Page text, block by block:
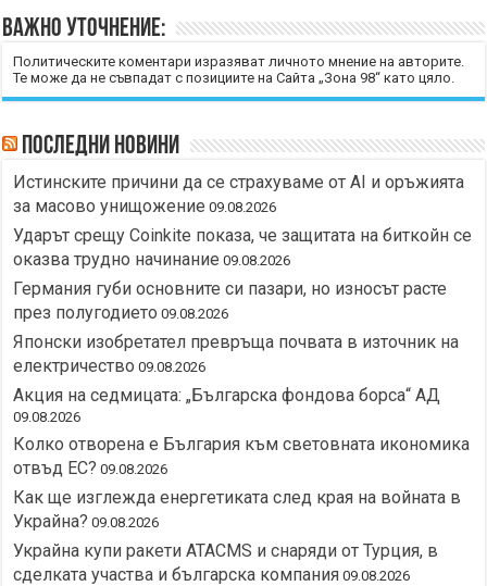
Важно уточнение:
Политическите коментари изразяват личното мнение на авторите.
Те може да не съвпадат с позициите на Сайта „Зона 98“ като цяло.
Последни новини
Истинските причини да се страхуваме от AI и оръжията
за масово унищожение 09.08.2026
Ударът срещу Coinkite показа, че защитата на биткойн се
оказва трудно начинание 09.08.2026
Германия губи основните си пазари, но износът расте
през полугодието 09.08.2026
Японски изобретател превръща почвата в източник на
електричество 09.08.2026
Акция на седмицата: „Българска фондова борса“ АД
09.08.2026
Колко отворена е България към световната икономика
отвъд ЕС? 09.08.2026
Как ще изглежда енергетиката след края на войната в
Украйна? 09.08.2026
Украйна купи ракети ATACMS и снаряди от Турция, в
сделката участва и българска компания 09.08.2026